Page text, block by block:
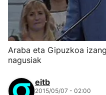
Araba eta Gipuzkoa
nagusiak
eitb
2015/05/07 - 02:00